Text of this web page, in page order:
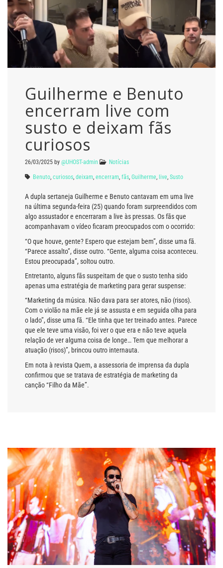
Guilherme e Benuto
encerram live com
susto e deixam fãs
curiosos
26/03/2025 by @UHOST-admin Notícias
Benuto, curiosos, deixam, encerram, fãs, Guilherme, live, Susto
A dupla sertaneja Guilherme e Benuto cantavam em uma live
na última segunda-feira (25) quando foram surpreendidos com
algo assustador e encerraram a live às pressas. Os fãs que
acompanhavam o vídeo ficaram preocupados com o ocorrido:
“O que houve, gente? Espero que estejam bem”, disse uma fã.
“Parece assalto”, disse outro. “Gente, alguma coisa aconteceu.
Estou preocupada”, soltou outro.
Entretanto, alguns fãs suspeitam de que o susto tenha sido
apenas uma estratégia de marketing para gerar suspense:
“Marketing da música. Não dava para ser atores, não (risos).
Com o violão na mãe ele já se assusta e em seguida olha para
o lado”, disse uma fã. “Ele tinha que ter treinado antes. Parece
que ele teve uma visão, foi ver o que era e não teve aquela
relação de ver alguma coisa de longe… Tem que melhorar a
atuação (risos)”, brincou outro internauta.
Em nota à revista Quem, a assessoria de imprensa da dupla
confirmou que se tratava de estratégia de marketing da
canção “Filho da Mãe”.